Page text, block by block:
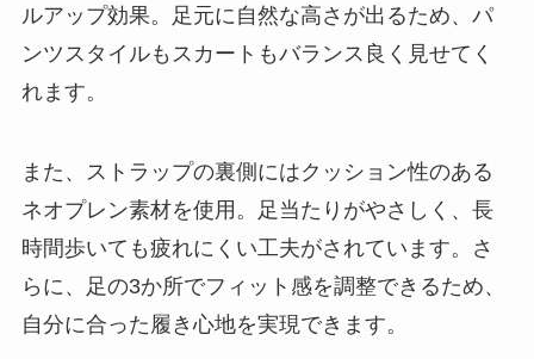
ルアップ効果。足元に自然な高さが出るため、パ
ンツスタイルもスカートもバランス良く見せてく
れます。
また、ストラップの裏側にはクッション性のある
ネオプレン素材を使用。足当たりがやさしく、長
時間歩いても疲れにくい工夫がされています。さ
らに、足の3か所でフィット感を調整できるため、
自分に合った履き心地を実現できます。